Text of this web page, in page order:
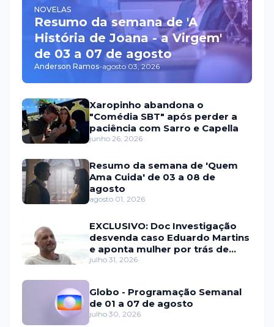
NOVELAS
Resumo da semana de 'A
História de Joana - a Virgem'
de 03 a 07 de agosto
Anderson Ramos-agosto 03, 2026
Xaropinho abandona o
"Comédia SBT" após perder a
paciência com Sarro e Capella
junho 26, 2026
Resumo da semana de 'Quem
Ama Cuida' de 03 a 08 de
agosto
agosto 01, 2026
EXCLUSIVO: Doc Investigação
desvenda caso Eduardo Martins
e aponta mulher por trás de
fraude internacional
julho 31, 2026
Globo - Programação Semanal
de 01 a 07 de agosto
julho 30, 2026